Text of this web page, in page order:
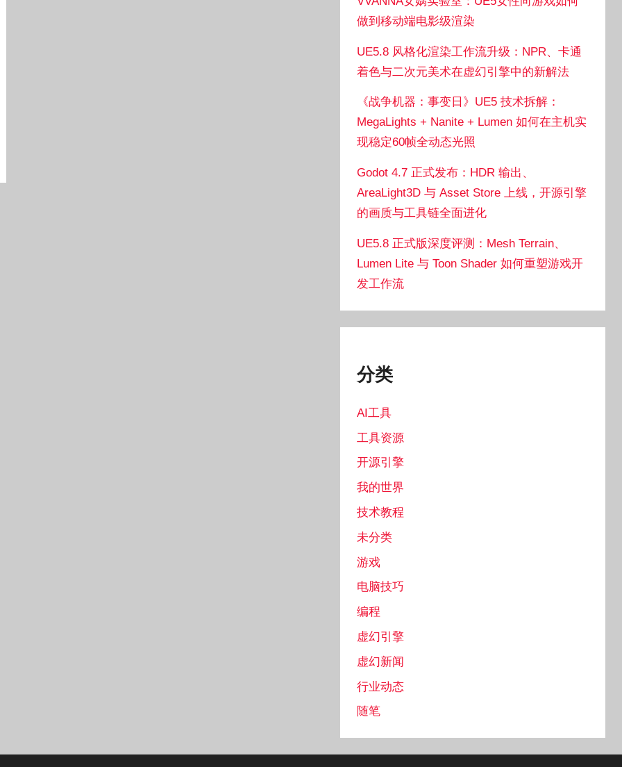
做到移动端电影级渲染
UE5.8 风格化渲染工作流升级：NPR、卡通
着色与二次元美术在虚幻引擎中的新解法
《战争机器：事变日》UE5 技术拆解：
MegaLights + Nanite + Lumen 如何在主机实
现稳定60帧全动态光照
Godot 4.7 正式发布：HDR 输出、
AreaLight3D 与 Asset Store 上线，开源引擎
的画质与工具链全面进化
UE5.8 正式版深度评测：Mesh Terrain、
Lumen Lite 与 Toon Shader 如何重塑游戏开
发工作流
分类
AI工具
工具资源
开源引擎
我的世界
技术教程
未分类
游戏
电脑技巧
编程
虚幻引擎
虚幻新闻
行业动态
随笔